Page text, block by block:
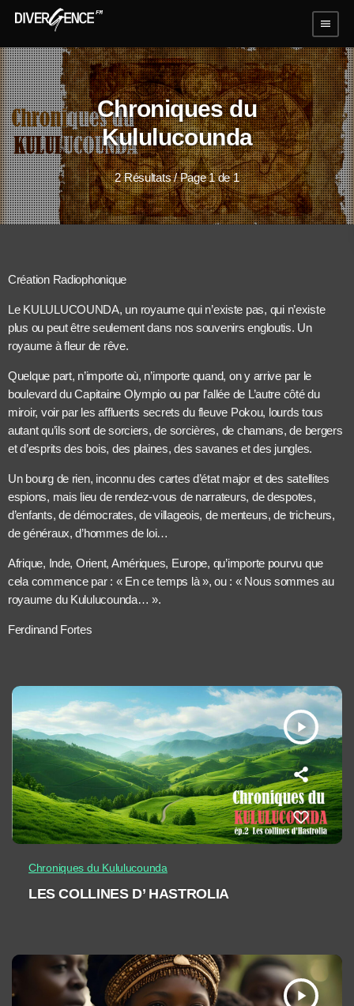
menu
Chroniques du
Kululucounda
2 Résultats / Page 1 de 1
Création Radiophonique
Le KULULUCOUNDA, un royaume qui n’existe pas, qui n’existe
plus ou peut être seulement dans nos souvenirs engloutis. Un
royaume à fleur de rêve.
Quelque part, n’importe où, n’importe quand, on y arrive par le
boulevard du Capitaine Olympio ou par l’allée de L’autre côté du
miroir, voir par les affluents secrets du fleuve Pokou, lourds tous
autant qu’ils sont de sorciers, de sorcières, de chamans, de bergers
et d’esprits des bois, des plaines, des savanes et des jungles.
Un bourg de rien, inconnu des cartes d’état major et des satellites
espions, mais lieu de rendez-vous de narrateurs, de despotes,
d’enfants, de démocrates, de villageois, de menteurs, de tricheurs,
de généraux, d’hommes de loi…
Afrique, Inde, Orient, Amériques, Europe, qu’importe pourvu que
cela commence par : « En ce temps là », ou : « Nous sommes au
royaume du Kululucounda… ».
Ferdinand Fortes
play_arrow
Chroniques du Kululucounda
LES COLLINES D’ HASTROLIA
play_arrow